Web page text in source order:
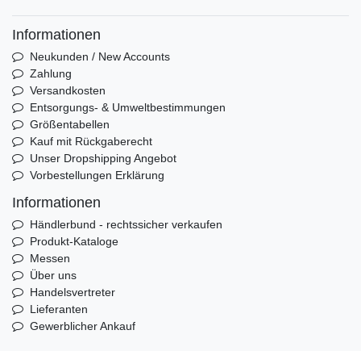
Informationen
Neukunden / New Accounts
Zahlung
Versandkosten
Entsorgungs- & Umweltbestimmungen
Größentabellen
Kauf mit Rückgaberecht
Unser Dropshipping Angebot
Vorbestellungen Erklärung
Informationen
Händlerbund - rechtssicher verkaufen
Produkt-Kataloge
Messen
Über uns
Handelsvertreter
Lieferanten
Gewerblicher Ankauf